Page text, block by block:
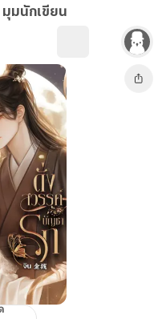
มุมนักเขียน